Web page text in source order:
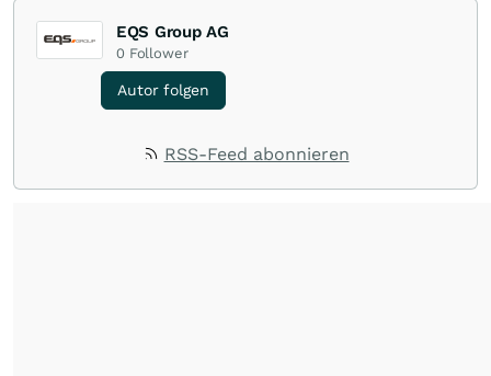
EQS Group AG
0 Follower
Autor folgen
RSS-Feed abonnieren